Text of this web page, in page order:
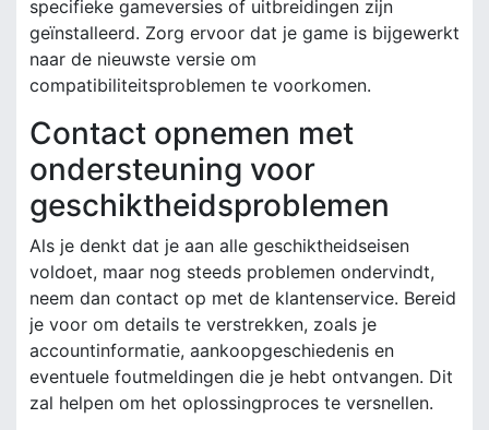
specifieke gameversies of uitbreidingen zijn
geïnstalleerd. Zorg ervoor dat je game is bijgewerkt
naar de nieuwste versie om
compatibiliteitsproblemen te voorkomen.
Contact opnemen met
ondersteuning voor
geschiktheidsproblemen
Als je denkt dat je aan alle geschiktheidseisen
voldoet, maar nog steeds problemen ondervindt,
neem dan contact op met de klantenservice. Bereid
je voor om details te verstrekken, zoals je
accountinformatie, aankoopgeschiedenis en
eventuele foutmeldingen die je hebt ontvangen. Dit
zal helpen om het oplossingproces te versnellen.